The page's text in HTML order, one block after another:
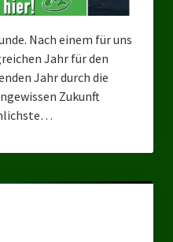
Nach einem für uns
Jahr für den
Jahr durch die
Zukunft